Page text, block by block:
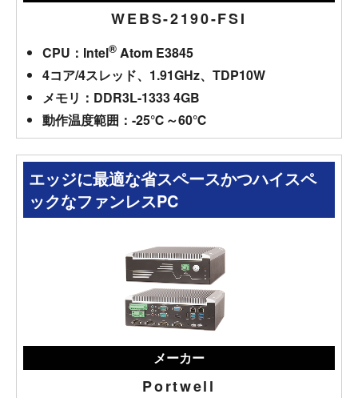
WEBS-2190-FSI
CPU：Intel® Atom E3845
4コア/4スレッド、1.91GHz、TDP10W
メモリ：DDR3L-1333 4GB
動作温度範囲：-25℃～60℃
エッジに最適な省スペースかつハイスペ
ックなファンレスPC
メーカー
Portwell